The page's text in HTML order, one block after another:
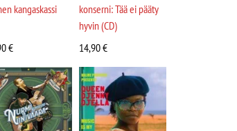
kangaskassi
€
konserni: Tää ei pääty
hyvin (CD)
14,90€